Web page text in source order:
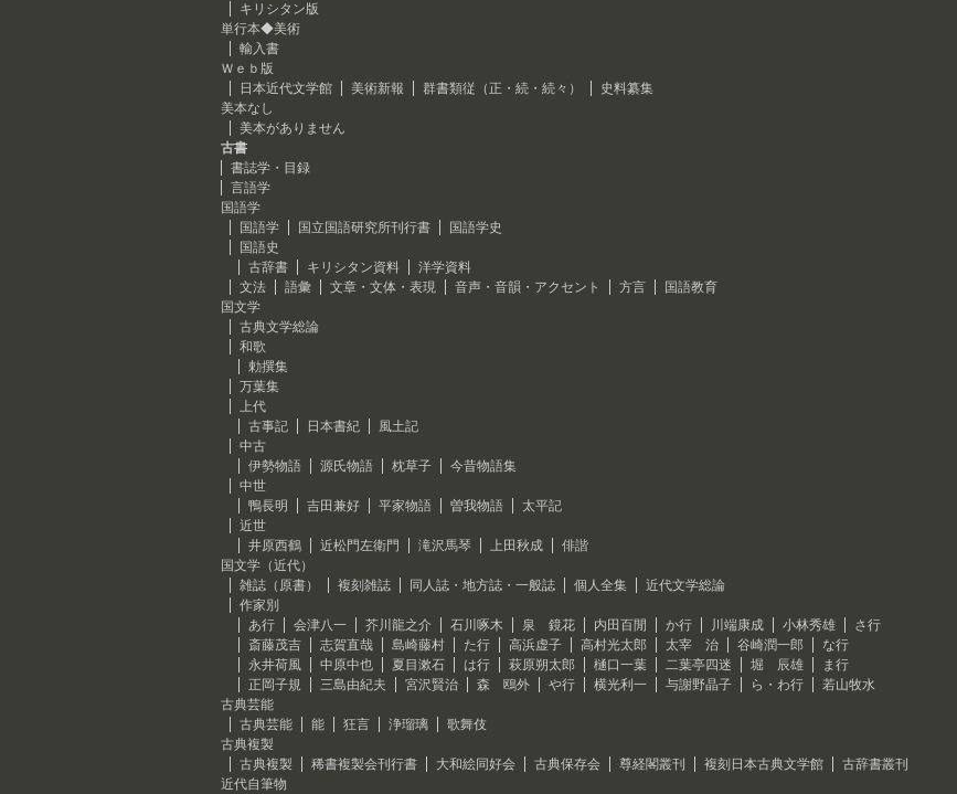
キリシタン版
単行本◆美術
輸入書
Ｗｅｂ版
日本近代文学館
美術新報 群書類従（正・続・続々）
史料纂集
美本なし
美本がありません
古書
書誌学・目録
言語学
国語学
国語学
国立国語研究所刊行書
国語学史
国語史
古辞書
キリシタン資料
洋学資料
文法
語彙 文章・文体・表現 音声・音韻・アクセント 方言
国語教育
国文学
古典文学総論
和歌
勅撰集
万葉集
上代
古事記
日本書紀
風土記
中古
伊勢物語
源氏物語 枕草子
今昔物語集
中世
鴨長明
吉田兼好 平家物語 曽我物語
太平記
近世
井原西鶴
近松門左衛門 滝沢馬琴 上田秋成
俳諧
国文学（近代）
雑誌（原書）
複刻雑誌 同人誌・地方誌・一般誌 個人全集
近代文学総論
作家別
あ行
会津八一 芥川龍之介 石川啄木 泉 鏡花 内田百閒 か行 川端康成 小林秀雄
さ行
斎藤茂吉
志賀直哉 島崎藤村 た行 高浜虚子 高村光太郎 太宰 治 谷崎潤一郎
な行
永井荷風
中原中也 夏目漱石 は行 萩原朔太郎 樋口一葉 二葉亭四迷 堀 辰雄
ま行
正岡子規
三島由紀夫 宮沢賢治 森 鴎外 や行 横光利一 与謝野晶子 ら・わ行
若山牧水
古典芸能
古典芸能
能 狂言 浄瑠璃
歌舞伎
古典複製
古典複製
稀書複製会刊行書 大和絵同好会 古典保存会 尊経閣叢刊 複刻日本古典文学館
古辞書叢刊
近代自筆物